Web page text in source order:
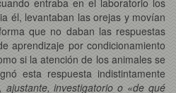
él, levantaban las orejas y movían
que no daban las respuestas
aprendizaje por condicionamiento
si la atención de los animales se
esta respuesta indistintamente
ajustante, investigatorio o «de qué